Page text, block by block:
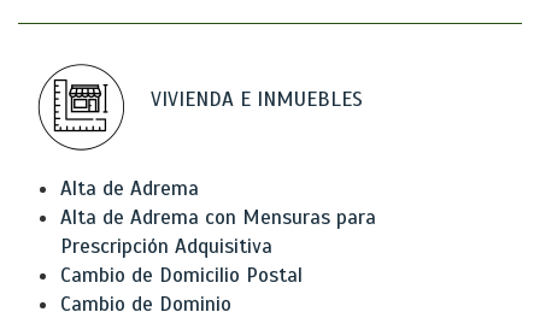
VIVIENDA E INMUEBLES
Alta de Adrema
Alta de Adrema con Mensuras para
Prescripción Adquisitiva
Cambio de Domicilio Postal
Cambio de Dominio